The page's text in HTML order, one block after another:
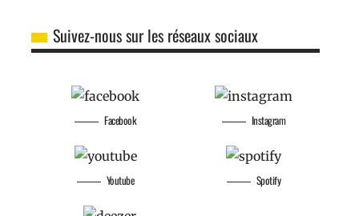
Suivez-nous sur les réseaux sociaux
Facebook
Youtube
Instagram
Spotify